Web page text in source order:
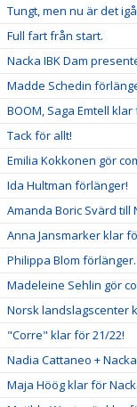
Tungt, men nu är det
Full fart från start.
Nacka IBK Dam
Madde Schedin
BOOM, Saga Emtell
Tack för allt!
Emilia Kokkonen gör
Ida Hultman förlänger!
Amanda Boric Svärd till
Anna Jansmarker klar
Philippa Blom
Madeleine Sehlin gör
Norsk landslagscenter
"Corre" klar för 21/22!
Nadia Cattaneo +
Maja Höög klar för